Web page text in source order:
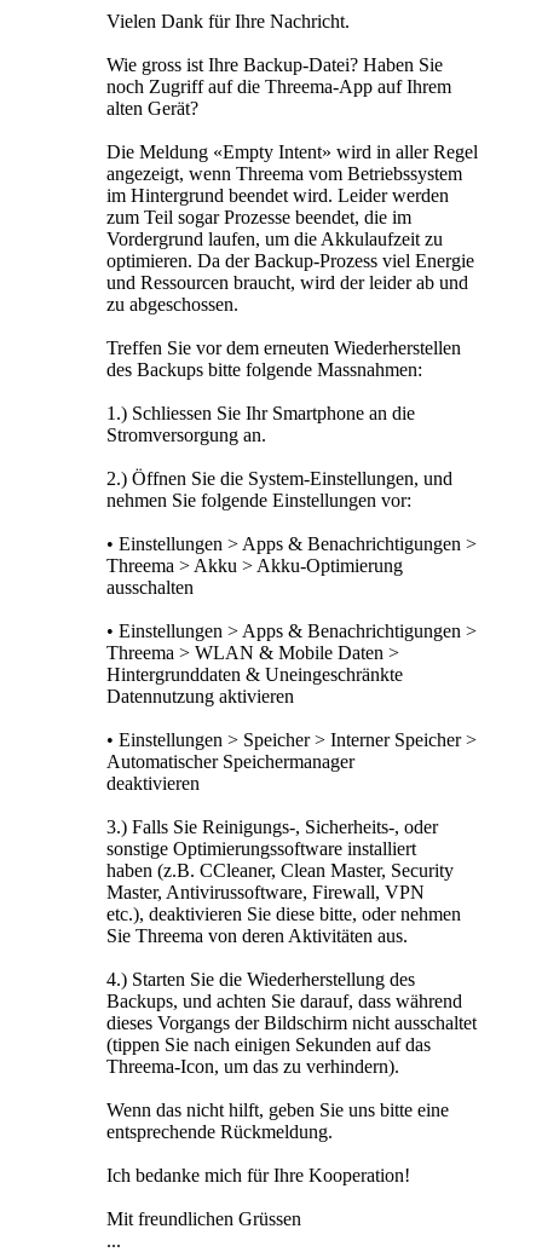
Vielen Dank für Ihre Nachricht.
Wie gross ist Ihre Backup-Datei? Haben Sie
noch Zugriff auf die Threema-App auf Ihrem
alten Gerät?
Die Meldung «Empty Intent» wird in aller Regel
angezeigt, wenn Threema vom Betriebssystem
im Hintergrund beendet wird. Leider werden
zum Teil sogar Prozesse beendet, die im
Vordergrund laufen, um die Akkulaufzeit zu
optimieren. Da der Backup-Prozess viel Energie
und Ressourcen braucht, wird der leider ab und
zu abgeschossen.
Treffen Sie vor dem erneuten Wiederherstellen
des Backups bitte folgende Massnahmen:
1.) Schliessen Sie Ihr Smartphone an die
Stromversorgung an.
2.) Öffnen Sie die System-Einstellungen, und
nehmen Sie folgende Einstellungen vor:
• Einstellungen > Apps & Benachrichtigungen >
Threema > Akku > Akku-Optimierung
ausschalten
• Einstellungen > Apps & Benachrichtigungen >
Threema > WLAN & Mobile Daten >
Hintergrunddaten & Uneingeschränkte
Datennutzung aktivieren
• Einstellungen > Speicher > Interner Speicher >
Automatischer Speichermanager
deaktivieren
3.) Falls Sie Reinigungs-, Sicherheits-, oder
sonstige Optimierungssoftware installiert
haben (z.B. CCleaner, Clean Master, Security
Master, Antivirussoftware, Firewall, VPN
etc.), deaktivieren Sie diese bitte, oder nehmen
Sie Threema von deren Aktivitäten aus.
4.) Starten Sie die Wiederherstellung des
Backups, und achten Sie darauf, dass während
dieses Vorgangs der Bildschirm nicht ausschaltet
(tippen Sie nach einigen Sekunden auf das
Threema-Icon, um das zu verhindern).
Wenn das nicht hilft, geben Sie uns bitte eine
entsprechende Rückmeldung.
Ich bedanke mich für Ihre Kooperation!
Mit freundlichen Grüssen
...